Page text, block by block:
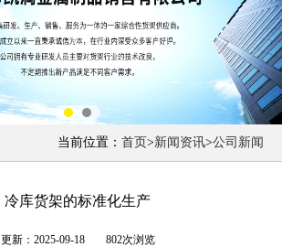
当前位置： 首页>新闻资讯>公司新闻
冷库货架的标准化生产
更新：2025-09-18 802次浏览